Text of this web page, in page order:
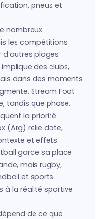
pneus et
nombreux
les compétitions
plages
des clubs,
dans des moments
Stream Foot
tandis que phase,
la priorité.
(Arg) relie date,
et effets
garde sa place
mais rugby,
et sports
à la réalité sportive
de ce que